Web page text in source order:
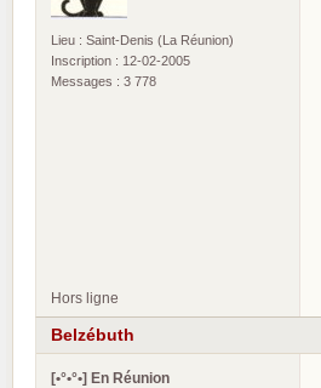
Lieu : Saint-Denis (La Réunion)
Inscription : 12-02-2005
Messages : 3 778
Hors ligne
Belzébuth
[•°•°•] En Réunion